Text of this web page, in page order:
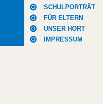
SCHULPORTRÄT
FÜR ELTERN
UNSER HORT
IMPRESSUM